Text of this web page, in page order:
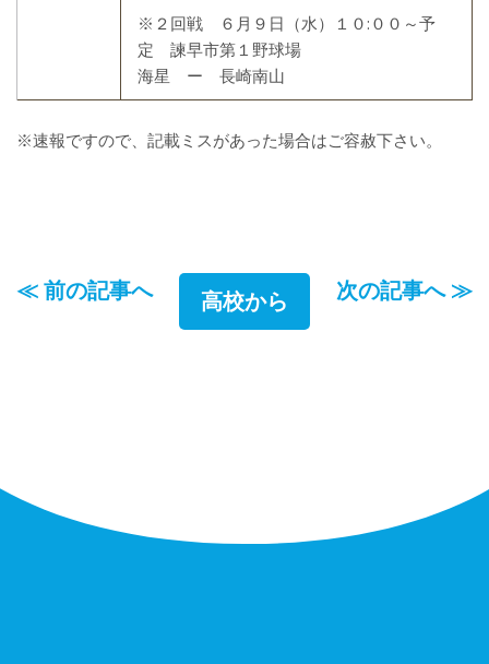
※２回戦 ６月９日（水）１０:００～予
定 諫早市第１野球場
海星 ー 長崎南山
※速報ですので、記載ミスがあった場合はご容赦下さい。
≪ 前の記事へ 高校から 次の記事へ ≫